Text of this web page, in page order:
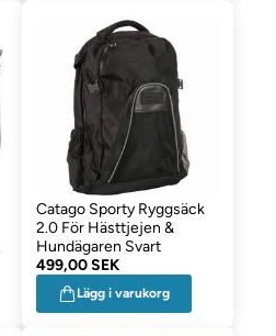
Catago Sporty Ryggsäck
2.0 För Hästtjejen &
Hundägaren Svart
499,00 SEK
Lägg i varukorg